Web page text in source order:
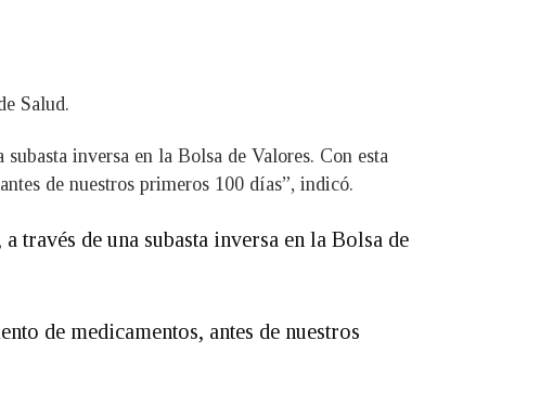
Salud.
inversa en la Bolsa de Valores. Con esta
de nuestros primeros 100 días”, indicó.
través de una subasta inversa en la Bolsa de
de medicamentos, antes de nuestros